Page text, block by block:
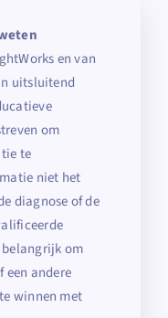
en van
uitsluitend
om
te
niet het
diagnose of de
belangrijk om
andere
winnen met